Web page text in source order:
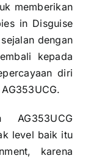
memberikan
in Disguise
dengan
kepada
diri
level baik itu
karena